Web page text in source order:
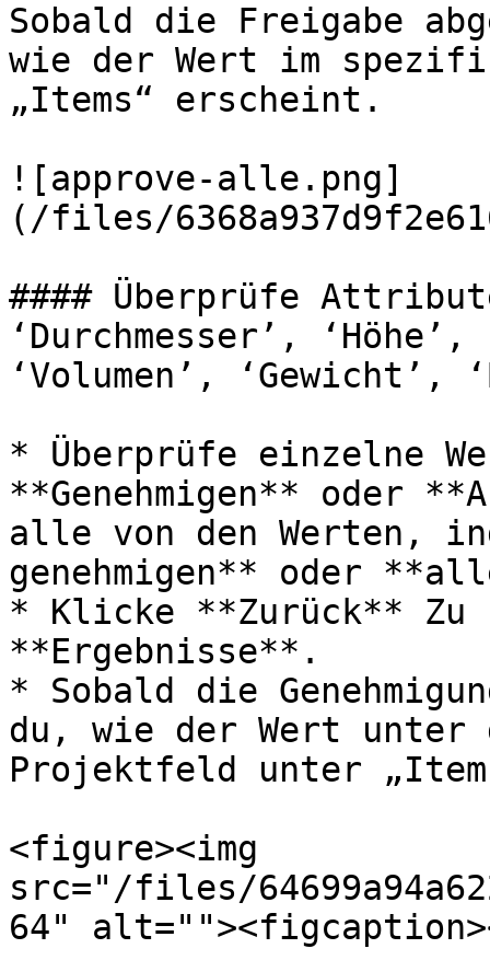
Sobald die Freigabe
wie der Wert im
„Items“ erscheint.
![approve-alle.png]
(/files/
#### Überprüfe
‘Durchmesser’, ‘Höhe’,
‘Volumen’, ‘Gewicht’,
* Überprüfe einzelne
**Genehmigen** oder
alle von den Werten,
genehmigen** oder
* Klicke **Zurück** Zu
**Ergebnisse**.
* Sobald die
du, wie der Wert unter
Projektfeld unter
<figure><img
src="/files/
64"